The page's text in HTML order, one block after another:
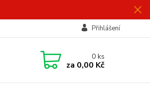
Přihlášení
0ks
za 0,00 Kč